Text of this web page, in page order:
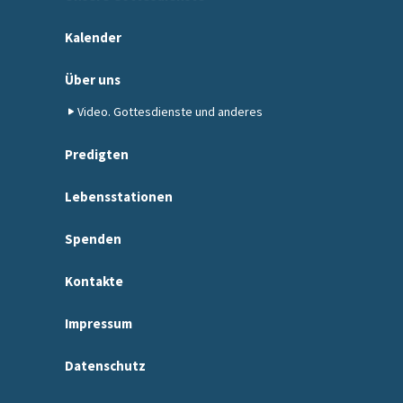
Kalender
Über uns
Video. Gottesdienste und anderes
Predigten
Lebensstationen
Spenden
Kontakte
Impressum
Datenschutz